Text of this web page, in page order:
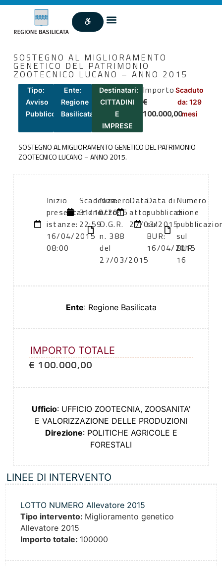
SOSTEGNO AL MIGLIORAMENTO
GENETICO DEL PATRIMONIO
ZOOTECNICO LUCANO – ANNO 2015
Tipo:
Avviso
Pubblico
Ente:
Regione
Basilicata
Destinatari:
CITTADINI
E
IMPRESE
Importo
€
100.000,00
Scaduto
da: 129
mesi
SOSTEGNO AL MIGLIORAMENTO GENETICO DEL PATRIMONIO
ZOOTECNICO LUCANO – ANNO 2015.
Inizio
presentazione
istanze:
16/04/2015
08:00
Scadenza:
31/10/2015
22:59
Numero
atto:
D.G.R.
n. 388
del
27/03/2015
Data
atto:
27/03/2015
Data di
pubblicazione
sul
BUR:
16/04/2015
Numero
di
sul
BUR:
16
Ente: Regione Basilicata
IMPORTO TOTALE
€ 100.000,00
Ufficio: UFFICIO ZOOTECNIA, ZOOSANITA'
E VALORIZZAZIONE DELLE PRODUZIONI
Direzione: POLITICHE AGRICOLE E
FORESTALI
LINEE DI INTERVENTO
LOTTO NUMERO Allevatore 2015
Tipo intervento: Miglioramento genetico
Allevatore 2015
Importo totale: 100000